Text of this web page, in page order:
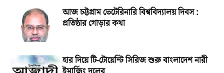
আজ চট্টগ্রাম ভেটেরিনারি বিশ্ববিদ্যালয় দিবস :
প্রতিষ্ঠার গোড়ার কথা
হার দিয়ে টি-টোয়েন্টি সিরিজ শুরু বাংলাদেশ নারী